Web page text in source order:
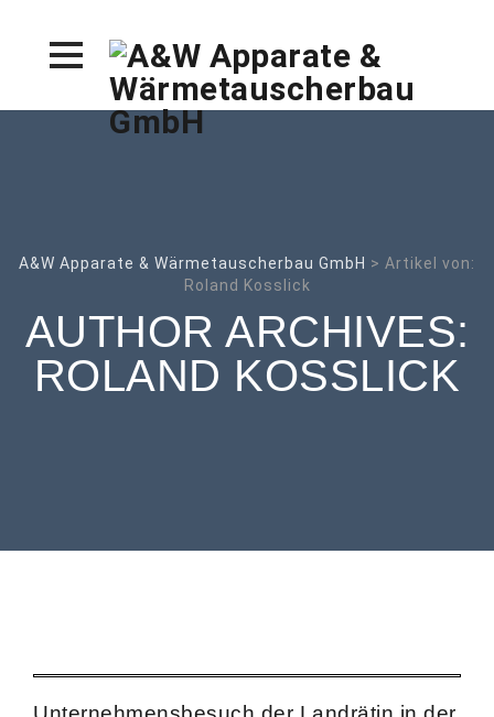
A&W Apparate & Wärmetauscherbau GmbH > Artikel von:
Roland Kosslick
AUTHOR ARCHIVES:
ROLAND KOSSLICK